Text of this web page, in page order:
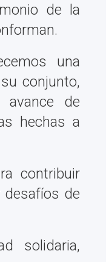
de la
una
conjunto,
de
hechas a
contribuir
desafíos de
solidaria,